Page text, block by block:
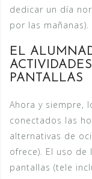
dedicar un día
por las mañanas).
EL
PANTALLAS
Ahora y siempre,
conectados las
alternativas de
ofrece). El uso de
pantallas (tele